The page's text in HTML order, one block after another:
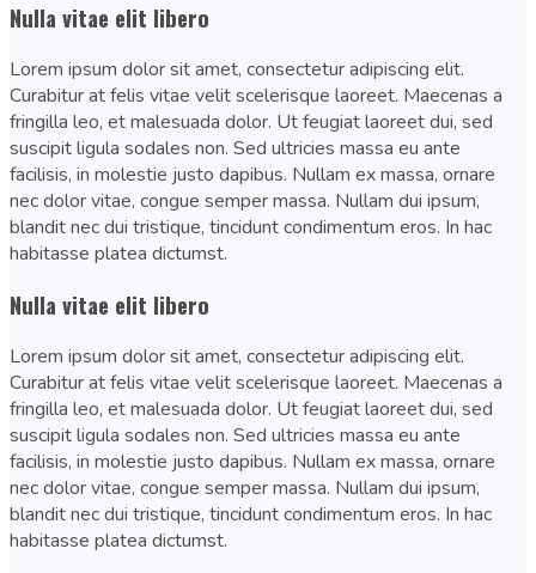
Nulla vitae elit libero
Lorem ipsum dolor sit amet, consectetur adipiscing elit.
Curabitur at felis vitae velit scelerisque laoreet. Maecenas a
fringilla leo, et malesuada dolor. Ut feugiat laoreet dui, sed
suscipit ligula sodales non. Sed ultricies massa eu ante
facilisis, in molestie justo dapibus. Nullam ex massa, ornare
nec dolor vitae, congue semper massa. Nullam dui ipsum,
blandit nec dui tristique, tincidunt condimentum eros. In hac
habitasse platea dictumst.
Nulla vitae elit libero
Lorem ipsum dolor sit amet, consectetur adipiscing elit.
Curabitur at felis vitae velit scelerisque laoreet. Maecenas a
fringilla leo, et malesuada dolor. Ut feugiat laoreet dui, sed
suscipit ligula sodales non. Sed ultricies massa eu ante
facilisis, in molestie justo dapibus. Nullam ex massa, ornare
nec dolor vitae, congue semper massa. Nullam dui ipsum,
blandit nec dui tristique, tincidunt condimentum eros. In hac
habitasse platea dictumst.